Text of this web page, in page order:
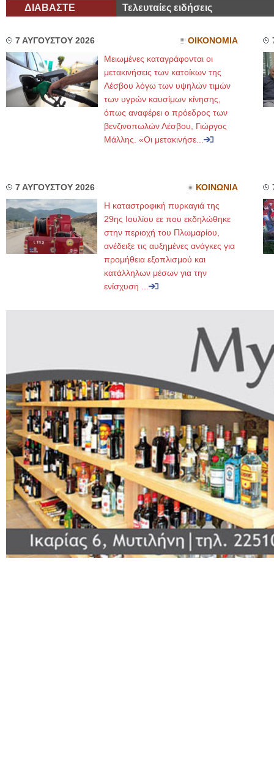
ΔΙΑΒΑΣΤΕ Τελευταίες ειδήσεις
7 ΑΥΓΟΥΣΤΟΥ 2026 ΟΙΚΟΝΟΜΙΑ
Μειωμένες καταγράφονται οι
μετακινήσεις των κατοίκων της
Λέσβου λόγω των υψηλών τιμών
των υγρών καυσίμων κίνησης,
όπως αναφέρει ο πρόεδρος των
βενζινοπωλών Λέσβου, Γιώργος
Μάλλης. «Οι μετακινήσε...
7 ΑΥΓΟΥΣΤΟΥ 2026 ΚΟΙΝΩΝΙΑ
Η καταστροφική πυρκαγιά της
29ης Ιουλίου εε που εκδηλώθηκε
στην περιοχή του Πλωμαρίου,
ανέδειξε τις αυξημένες ανάγκες για
προμήθεια εξοπλισμού και
κατάλληλων μέσων για την
ενίσχυση ...